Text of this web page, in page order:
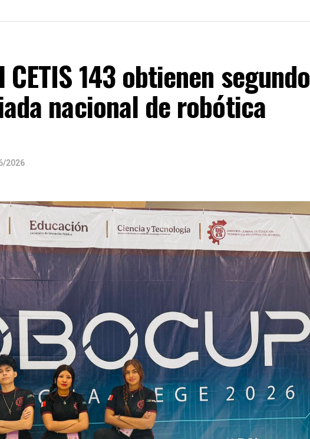
143 obtienen segundo
nacional de robótica
2026